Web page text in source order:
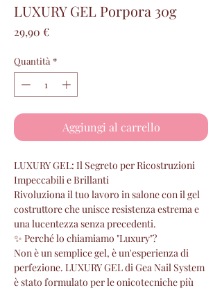
LUXURY GEL Porpora 30g
29,90 €Prezzo
Quantità *
Aggiungi al carrello
LUXURY GEL: Il Segreto per Ricostruzioni
Impeccabili e Brillanti
Rivoluziona il tuo lavoro in salone con il gel
costruttore che unisce resistenza estrema e
una lucentezza senza precedenti.
✨ Perché lo chiamiamo "Luxury"?
Non è un semplice gel, è un'esperienza di
perfezione. LUXURY GEL di Gea Nail System
è stato formulato per le onicotecniche più